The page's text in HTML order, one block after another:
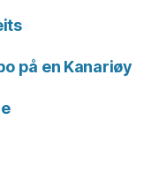
på en Kanariøy